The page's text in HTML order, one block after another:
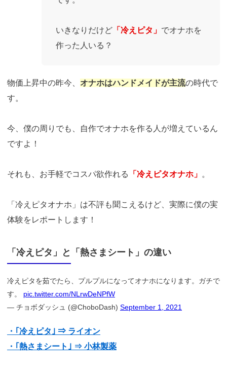
いきなりだけど 「冷えピタ」 でオナホを
作った人いる？
物価上昇中の昨今、 オナホはハンドメイドが主流の時代で
す。
今、僕の周りでも、自作でオナホを作る人が増えているん
ですよ！
それも、お手軽でコスパ欲作れる 「冷えピタオナホ」 。
「冷えピタオナホ」は不評も聞こえるけど、実際に僕の実
体験をレポートします！
「冷えピタ」と「熱さまシート」の違い
冷えピタを茹でたら、プルプルになってオナホになります。ガチで
す。 pic.twitter.com/NLrwDeNPfW
— チョボダッシュ (@ChoboDash) September 1, 2021
・｢冷えピタ｣ ⇒ ライオン
・｢熱さまシート｣ ⇒ 小林製薬